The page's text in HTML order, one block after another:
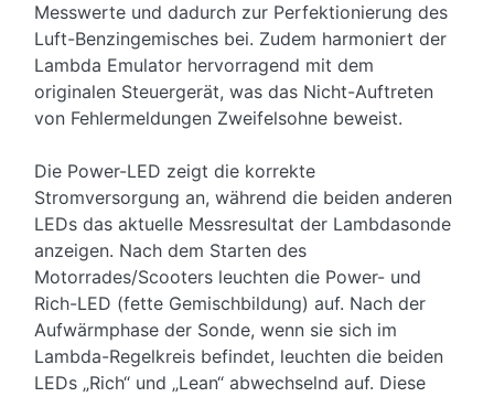
Messwerte und dadurch zur Perfektionierung des
Luft-Benzingemisches bei. Zudem harmoniert der
Lambda Emulator hervorragend mit dem
originalen Steuergerät, was das Nicht-Auftreten
von Fehlermeldungen Zweifelsohne beweist.
Die Power-LED zeigt die korrekte
Stromversorgung an, während die beiden anderen
LEDs das aktuelle Messresultat der Lambdasonde
anzeigen. Nach dem Starten des
Motorrades/Scooters leuchten die Power- und
Rich-LED (fette Gemischbildung) auf. Nach der
Aufwärmphase der Sonde, wenn sie sich im
Lambda-Regelkreis befindet, leuchten die beiden
LEDs „Rich“ und „Lean“ abwechselnd auf. Diese